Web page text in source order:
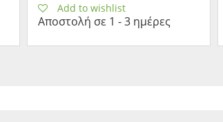
Add to wishlist
Αποστολή σε 1 - 3 ημέρες